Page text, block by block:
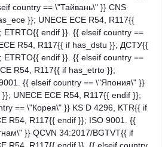
country == \"Тайвань\" }} CNS
}}; UNECE ECE R54, R117{{
ETRTO{{ endif }}. {{ elseif country ==
R54, R117{{ if has_dstu }}; ДСТУ{{
ETRTO{{ endif }}. {{ elseif country ==
R54, R117{{ if has_etrto }};
{{ elseif country == \"Япония\" }}
UNECE ECE R54, R117{{ endif }};
== \"Корея\" }} KS D 4296, KTR{{ if
R54, R117{{ endif }}; ISO 9001. {{
}} QCVN 34:2017/BGTVT{{ if